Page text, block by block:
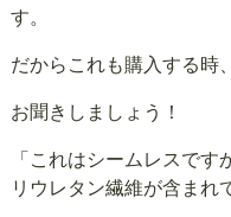
す。
だからこれも購入する時、
お聞きしましょう！
「これはシームレスで
リウレタン繊維が含まれ